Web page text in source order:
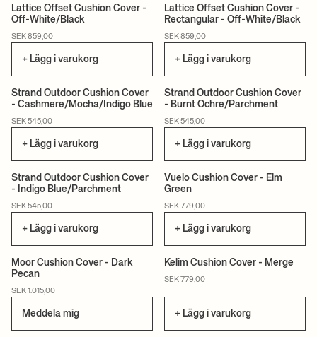
CERTIFIERAD
Lattice Offset Cushion Cover -
Off-White/Black
SEK 859,00
+ Lägg i varukorg
CERTIFIERAD
Lattice Offset Cushion Cover -
Rectangular - Off-White/Black
SEK 859,00
+ Lägg i varukorg
CERTIFIERAD
Strand Outdoor Cushion Cover
- Cashmere/Mocha/Indigo Blue
SEK 545,00
+ Lägg i varukorg
CERTIFIERAD
Strand Outdoor Cushion Cover
- Burnt Ochre/Parchment
SEK 545,00
+ Lägg i varukorg
CERTIFIERAD
Strand Outdoor Cushion Cover
- Indigo Blue/Parchment
SEK 545,00
+ Lägg i varukorg
CAN LIS
Vuelo Cushion Cover - Elm
Green
SEK 779,00
+ Lägg i varukorg
Moor Cushion Cover - Dark
Pecan
SEK 1.015,00
Meddela mig
Kelim Cushion Cover - Merge
SEK 779,00
+ Lägg i varukorg